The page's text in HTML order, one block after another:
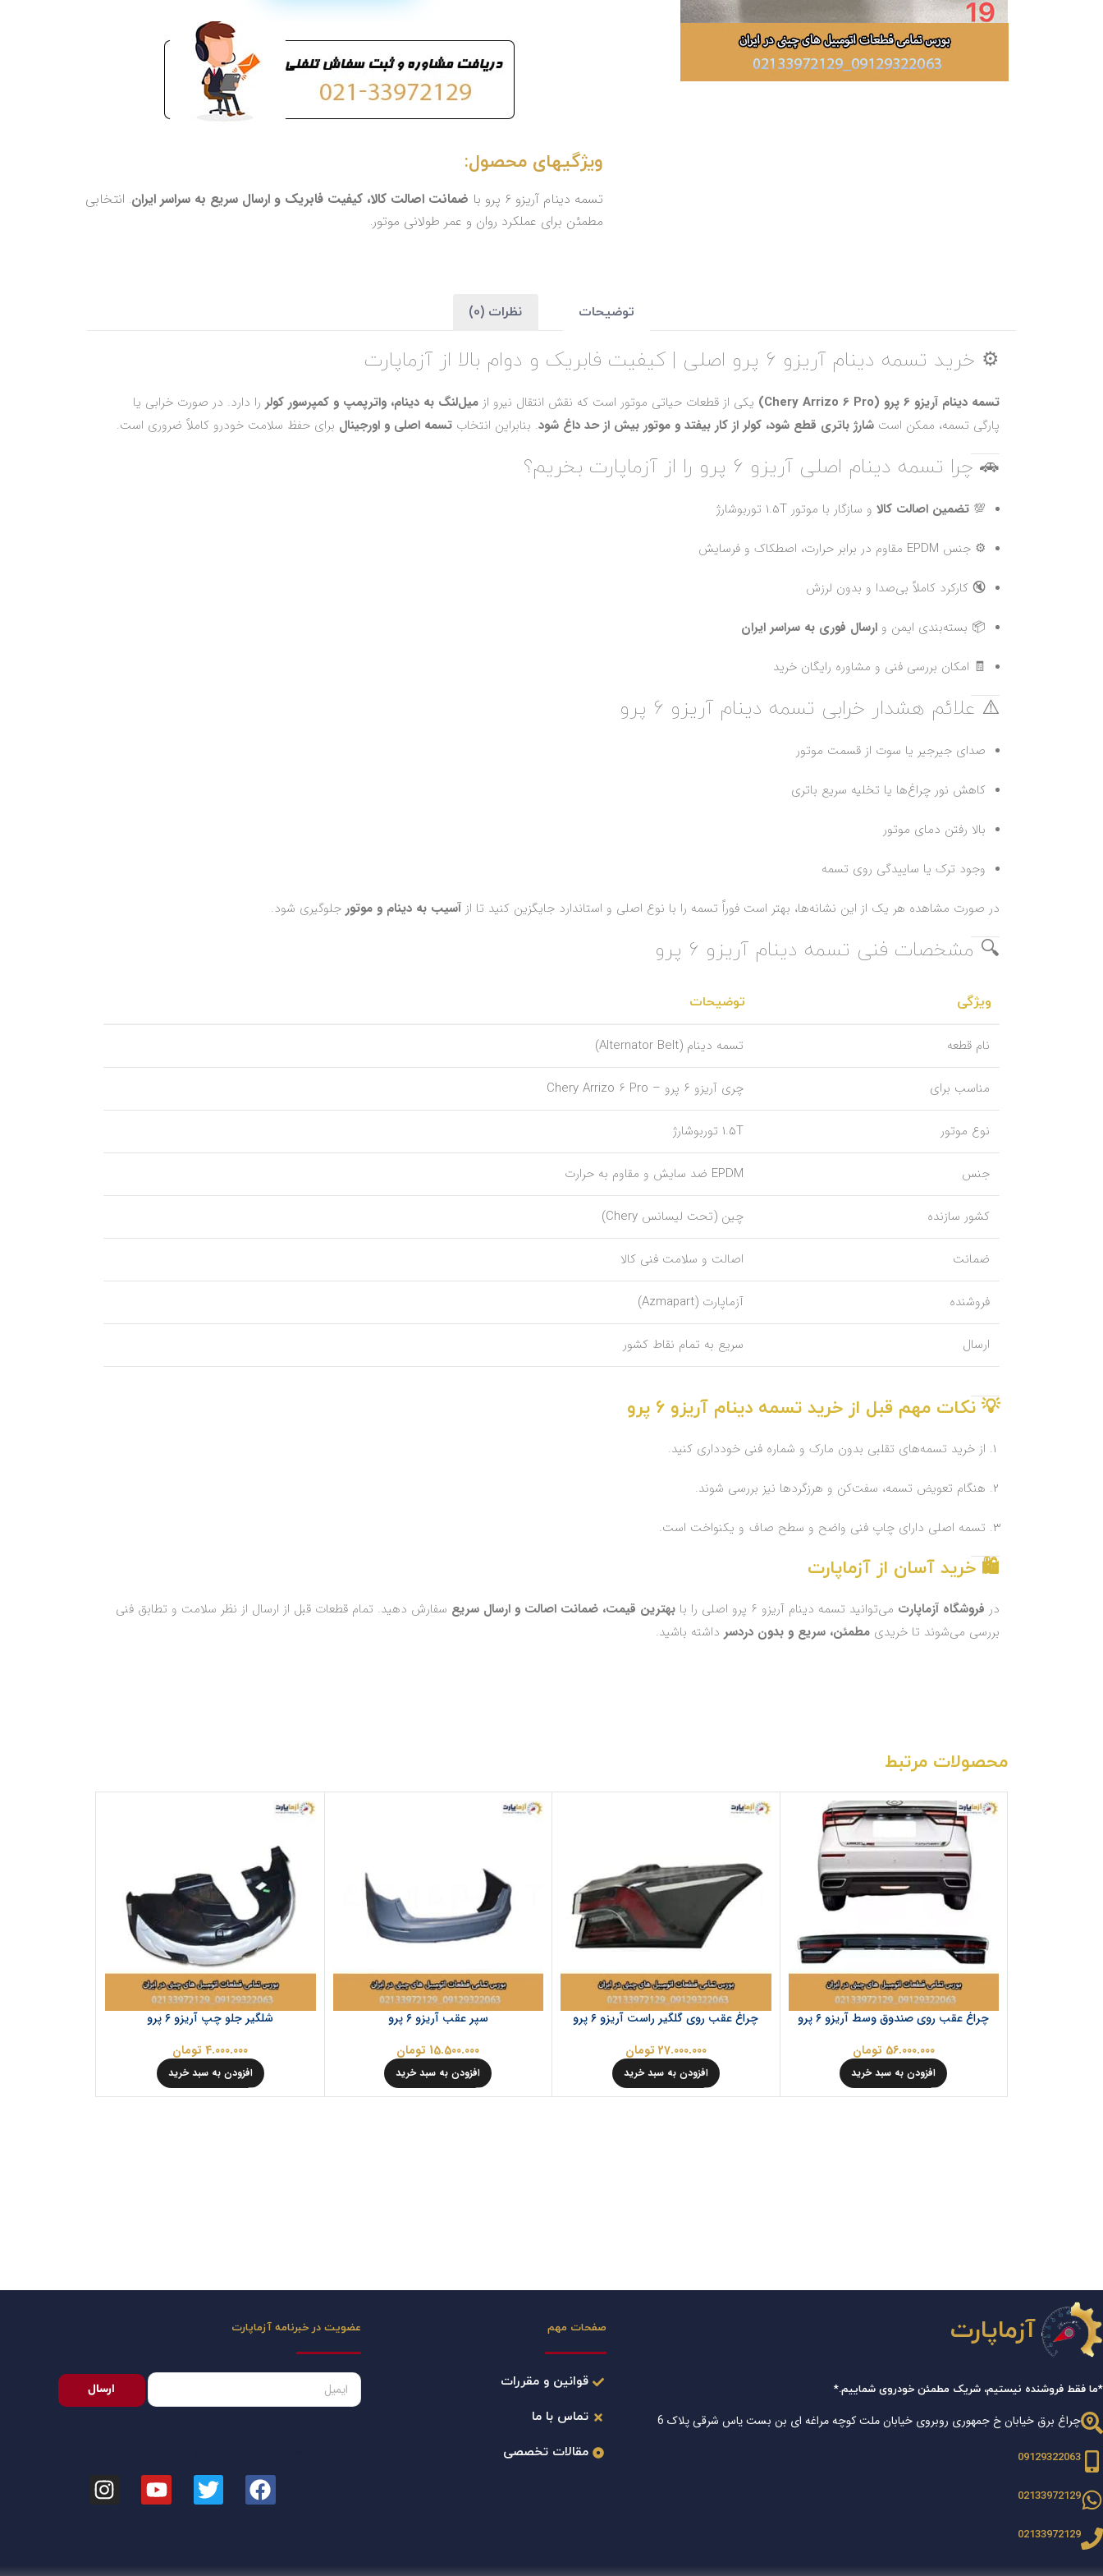
ویژگیهای محصول:
تسمه دینام آریزو 6 پرو با ضمانت اصالت کالا، کیفیت فابریک و ارسال سریع به سراسر ایران. انتخابی
مطمئن برای عملکرد روان و عمر طولانی موتور.
توضیحات نظرات (0)
⚙️ خرید تسمه دینام آریزو 6 پرو اصلی | کیفیت فابریک و دوام بالا از آزماپارت
تسمه دینام آریزو 6 پرو (Chery Arrizo 6 Pro) یکی از قطعات حیاتی موتور است که نقش انتقال نیرو از میل‌لنگ به دینام، واترپمپ و کمپرسور کولر را دارد. در صورت خرابی یا
پارگی تسمه، ممکن است شارژ باتری قطع شود، کولر از کار بیفتد و موتور بیش از حد داغ شود. بنابراین انتخاب تسمه اصلی و اورجینال برای حفظ سلامت خودرو کاملاً ضروری است.
🚗 چرا تسمه دینام اصلی آریزو 6 پرو را از آزماپارت بخریم؟
💯 تضمین اصالت کالا و سازگار با موتور 1.5T توربوشارژ
⚙️ جنس EPDM مقاوم در برابر حرارت، اصطکاک و فرسایش
🔇 کارکرد کاملاً بی‌صدا و بدون لرزش
📦 بسته‌بندی ایمن و ارسال فوری به سراسر ایران
🧾 امکان بررسی فنی و مشاوره رایگان خرید
⚠️ علائم هشدار خرابی تسمه دینام آریزو 6 پرو
صدای جیرجیر یا سوت از قسمت موتور
کاهش نور چراغ‌ها یا تخلیه سریع باتری
بالا رفتن دمای موتور
وجود ترک یا ساییدگی روی تسمه
در صورت مشاهده هر یک از این نشانه‌ها، بهتر است فوراً تسمه را با نوع اصلی و استاندارد جایگزین کنید تا از آسیب به دینام و موتور جلوگیری شود.
🔍 مشخصات فنی تسمه دینام آریزو 6 پرو
ویژگی توضیحات
نام قطعه تسمه دینام (Alternator Belt)
مناسب برای چری آریزو 6 پرو – Chery Arrizo 6 Pro
نوع موتور 1.5T توربوشارژ
جنس EPDM ضد سایش و مقاوم به حرارت
کشور سازنده چین (تحت لیسانس Chery)
ضمانت اصالت و سلامت فنی کالا
فروشنده آزماپارت (Azmapart)
ارسال سریع به تمام نقاط کشور
💡 نکات مهم قبل از خرید تسمه دینام آریزو 6 پرو
از خرید تسمه‌های تقلبی بدون مارک و شماره فنی خودداری کنید.
هنگام تعویض تسمه، سفت‌کن و هرزگردها نیز بررسی شوند.
تسمه اصلی دارای چاپ فنی واضح و سطح صاف و یکنواخت است.
🛍️ خرید آسان از آزماپارت
در فروشگاه آزماپارت می‌توانید تسمه دینام آریزو 6 پرو اصلی را با بهترین قیمت، ضمانت اصالت و ارسال سریع سفارش دهید. تمام قطعات قبل از ارسال از نظر سلامت و تطابق فنی
بررسی می‌شوند تا خریدی مطمئن، سریع و بدون دردسر داشته باشید.
محصولات مرتبط
چراغ عقب روی صندوق وسط آریزو 6 پرو
56.000.000 تومان
افزودن به سبد خرید
چراغ عقب روی گلگیر راست آریزو 6 پرو
27.000.000 تومان
افزودن به سبد خرید
سپر عقب آریزو 6 پرو
15.500.000 تومان
افزودن به سبد خرید
شلگير جلو چپ آریزو 6 پرو
4.000.000 تومان
افزودن به سبد خرید
آزماپارت
*ما فقط فروشنده نیستیم، شریک مطمئن خودروی شماییم.*
چراغ برق خیابان خ جمهوری روبروی خیابان ملت کوچه مراغه ای بن بست یاس شرقی پلاک 6
09129322063
02133972129
02133972129
صفحات مهم
قوانین و مقررات
تماس با ما
مقالات تخصصی
عضویت در خبرنامه آزماپارت
ارسال